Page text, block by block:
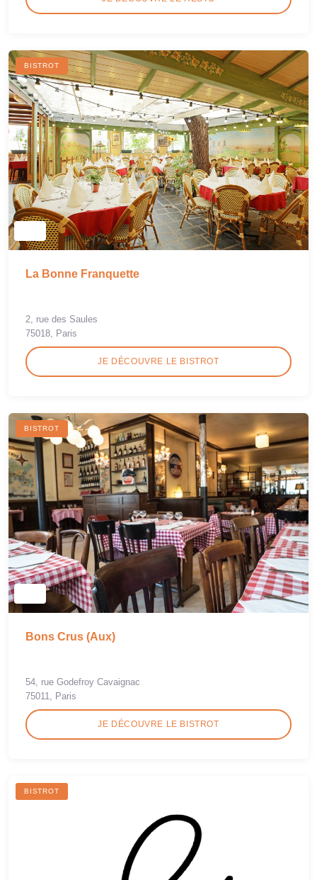
BISTROT
La Bonne Franquette
2, rue des Saules
75018, Paris
JE DÉCOUVRE LE BISTROT
BISTROT
Bons Crus (Aux)
54, rue Godefroy Cavaignac
75011, Paris
JE DÉCOUVRE LE BISTROT
BISTROT